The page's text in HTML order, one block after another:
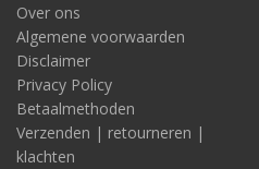
Over ons
Algemene voorwaarden
Disclaimer
Privacy Policy
Betaalmethoden
Verzenden | retourneren |
klachten